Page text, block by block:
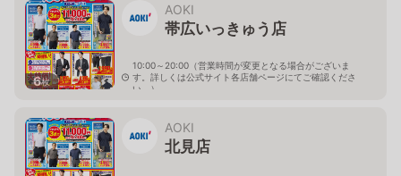
6枚
AOKI
帯広いっきゅう店
10:00～20:00（営業時間が変更となる場合がございま
す。詳しくは公式サイト各店舗ページにてご確認くださ
い。）
AOKI
北見店